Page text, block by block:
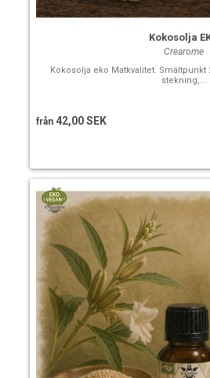
Kokosolja
Crearome
Kokosolja eko Matkvalitet. Smältpunkt
stekning,...
från 42,00 SEK